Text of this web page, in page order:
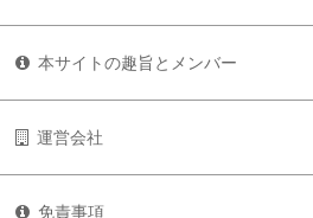
本サイトの趣旨とメンバー
運営会社
免責事項